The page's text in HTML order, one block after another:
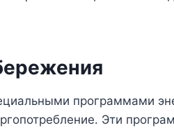
программами
Эти